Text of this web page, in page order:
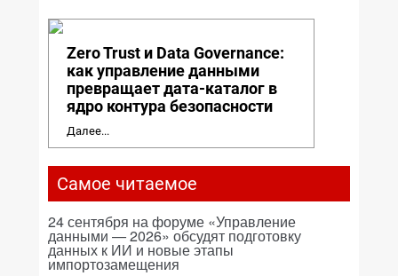
Zero Trust и Data Governance:
как управление данными
превращает дата-каталог в
ядро контура безопасности
Далее...
Самое читаемое
24 сентября на форуме «Управление
данными — 2026» обсудят подготовку
данных к ИИ и новые этапы
импортозамещения